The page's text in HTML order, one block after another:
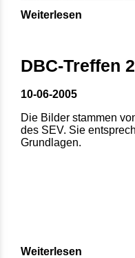
Weiterlesen
DBC-Treffen
10-06-2005
Die Bilder stammen
des SEV. Sie
Grundlagen.
Weiterlesen